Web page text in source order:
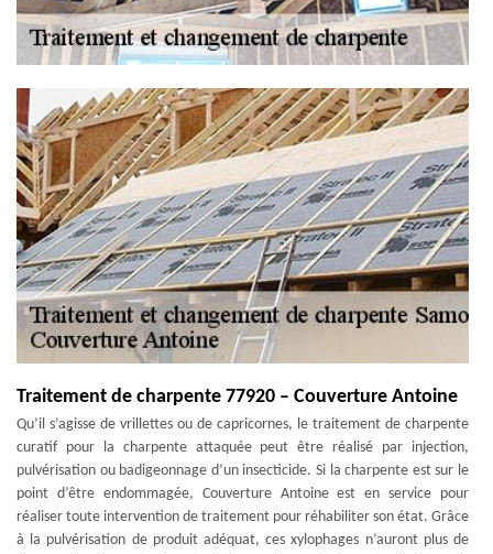
Traitement de charpente 77920 – Couverture Antoine
Qu’il s’agisse de vrillettes ou de capricornes, le traitement de charpente
curatif pour la charpente attaquée peut être réalisé par injection,
pulvérisation ou badigeonnage d’un insecticide. Si la charpente est sur le
point d’être endommagée, Couverture Antoine est en service pour
réaliser toute intervention de traitement pour réhabiliter son état. Grâce
à la pulvérisation de produit adéquat, ces xylophages n’auront plus de